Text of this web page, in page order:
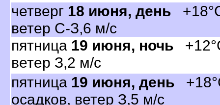
четвер 18 июня, день
етер С-З,6 м/с
пятница 19 июня, ночь
етер З,2 м/с
пятница 19 июня, день
осадков, ветер З,5 м/с